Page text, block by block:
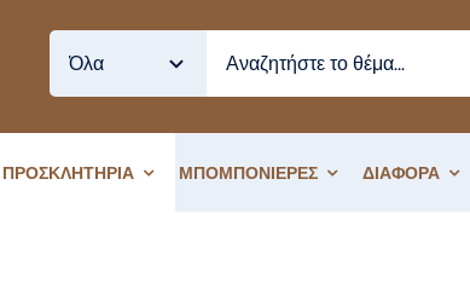
ΠΡΟΣΚΛΗΤΗΡΙΑ ΜΠΟΜΠΟΝΙΕΡΕΣ ΔΙΑΦΟΡΑ